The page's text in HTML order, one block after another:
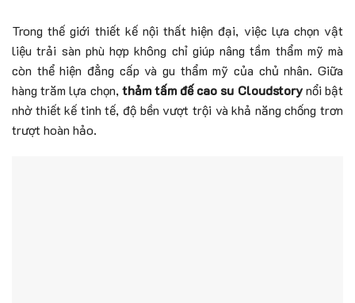
Trong thế giới thiết kế nội thất hiện đại, việc lựa chọn vật
liệu trải sàn phù hợp không chỉ giúp nâng tầm thẩm mỹ mà
còn thể hiện đẳng cấp và gu thẩm mỹ của chủ nhân. Giữa
hàng trăm lựa chọn,thảm tấm đế cao su Cloudstorynổi bật
nhờ thiết kế tinh tế, độ bền vượt trội và khả năng chống trơn
trượt hoàn hảo.